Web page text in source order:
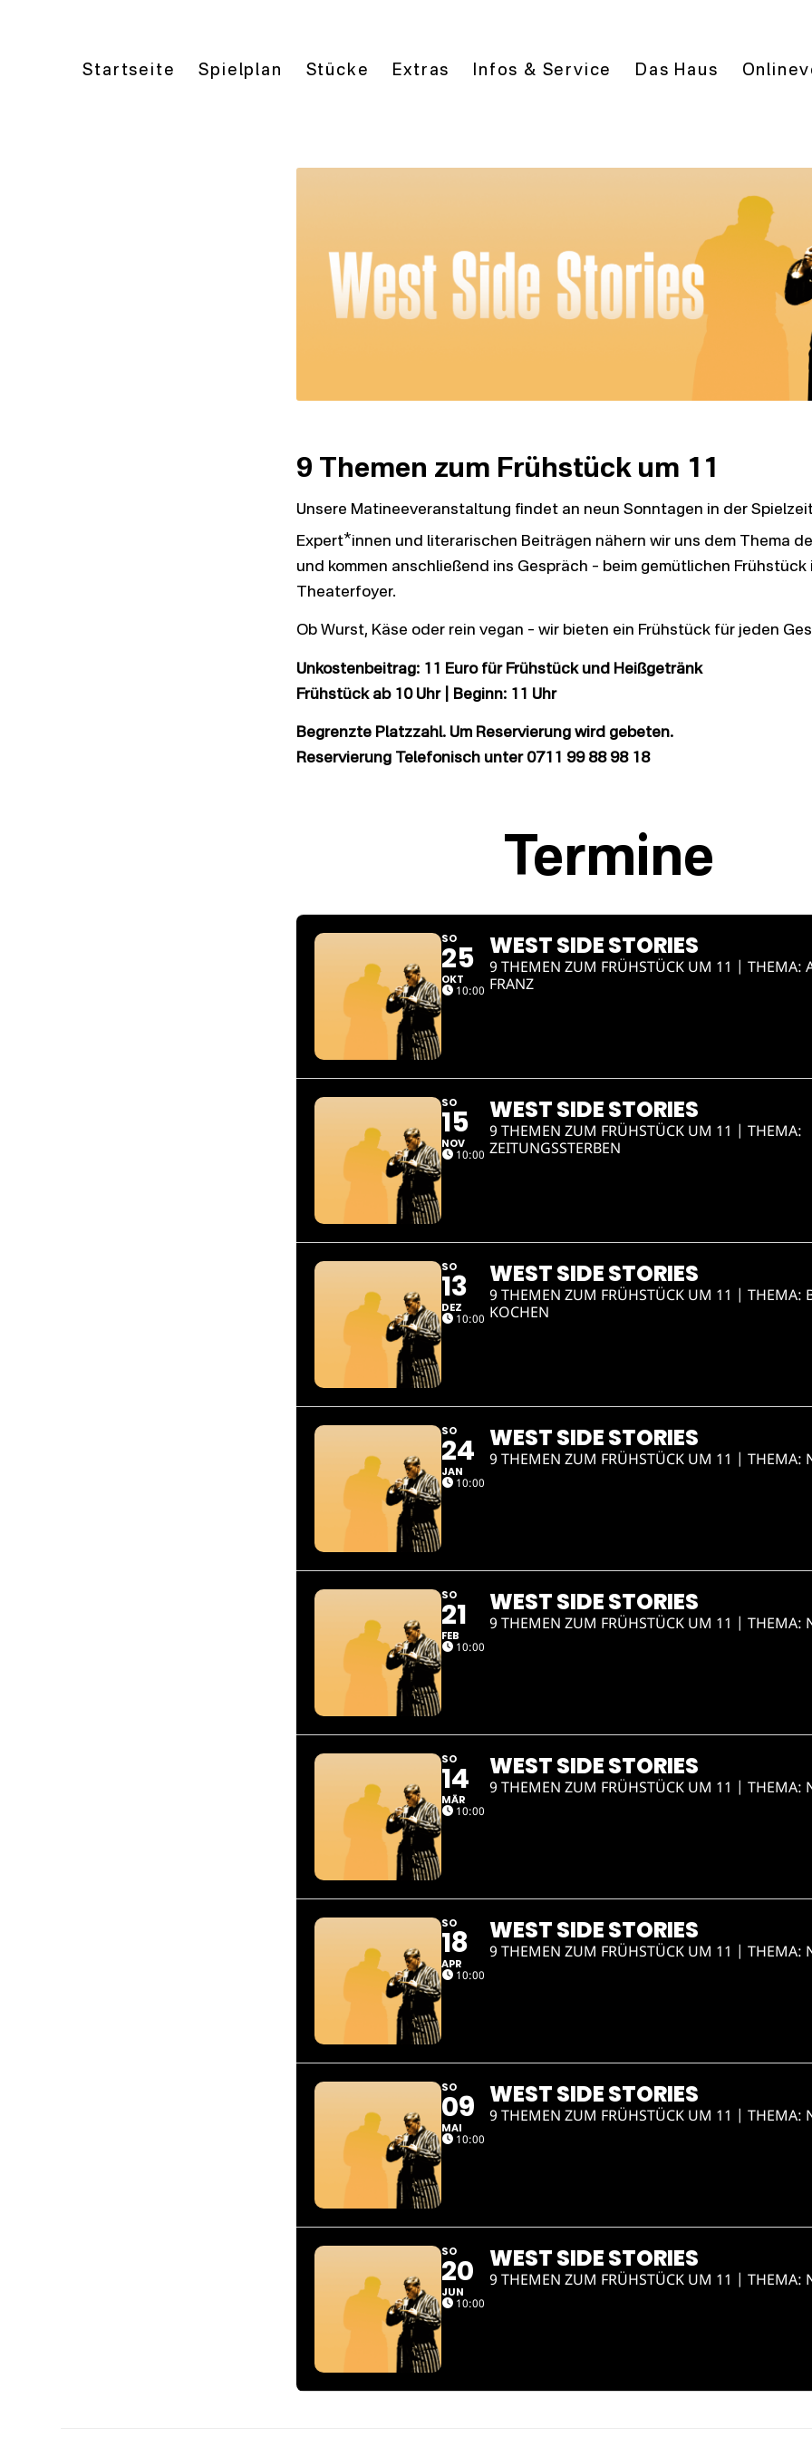
Startseite Spielplan Stücke Extras Infos & Service Das Haus
9 Themen zum Frühstück um 11
Unsere Matineeveranstaltung findet an neun Sonntagen in der
Expert*innen und literarischen Beiträgen nähern wir uns dem Thema
und kommen anschließend ins Gespräch – beim gemütlichen Frühstück
Theaterfoyer.
Ob Wurst, Käse oder rein vegan – wir bieten ein Frühstück für jeden
Unkostenbeitrag: 11 Euro für Frühstück und Heißgetränk
Frühstück ab 10 Uhr | Beginn: 11 Uhr
Begrenzte Platzzahl. Um Reservierung wird gebeten.
Reservierung Telefonisch unter 0711 99 88 98 18
Termine
SO
25
OKT
10:00
WEST SIDE STORIES
9 THEMEN ZUM FRÜHSTÜCK UM 11 | THEMA:
FRANZ
SO
15
NOV
10:00
WEST SIDE STORIES
9 THEMEN ZUM FRÜHSTÜCK UM 11 | THEMA:
ZEITUNGSSTERBEN
SO
13
DEZ
10:00
WEST SIDE STORIES
9 THEMEN ZUM FRÜHSTÜCK UM 11 | THEMA:
KOCHEN
SO
24
JAN
10:00
WEST SIDE STORIES
9 THEMEN ZUM FRÜHSTÜCK UM 11 | THEMA:
SO
21
FEB
10:00
WEST SIDE STORIES
9 THEMEN ZUM FRÜHSTÜCK UM 11 | THEMA:
SO
14
MÄR
10:00
WEST SIDE STORIES
9 THEMEN ZUM FRÜHSTÜCK UM 11 | THEMA:
SO
18
APR
10:00
WEST SIDE STORIES
9 THEMEN ZUM FRÜHSTÜCK UM 11 | THEMA:
SO
09
MAI
10:00
WEST SIDE STORIES
9 THEMEN ZUM FRÜHSTÜCK UM 11 | THEMA:
SO
20
JUN
10:00
WEST SIDE STORIES
9 THEMEN ZUM FRÜHSTÜCK UM 11 | THEMA: